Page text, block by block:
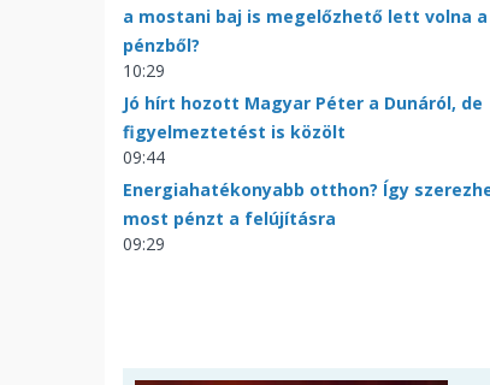
a mostani baj is megelőzhető lett volna a
pénzből?
10:29
Jó hírt hozott Magyar Péter a Dunáról, de
figyelmeztetést is közölt
09:44
Energiahatékonyabb otthon? Így
most pénzt a felújításra
09:29